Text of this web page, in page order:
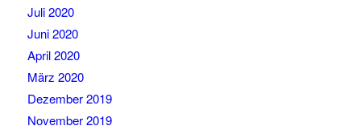
Juli 2020
Juni 2020
April 2020
März 2020
Dezember 2019
November 2019